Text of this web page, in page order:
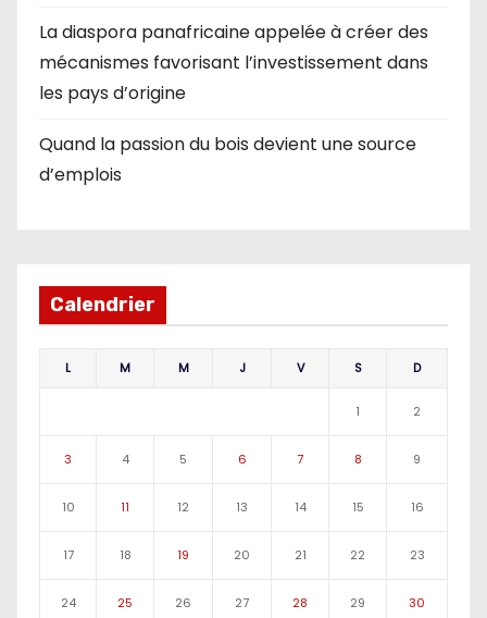
La diaspora panafricaine appelée à créer des
mécanismes favorisant l’investissement dans
les pays d’origine
Quand la passion du bois devient une source
d’emplois
Calendrier
L M M J V S D
1 2
3 4 5 6 7 8 9
10 11 12 13 14 15 16
17 18 19 20 21 22 23
24 25 26 27 28 29 30